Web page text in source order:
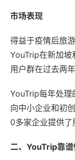
市场表现
得益于疫情后旅
YouTrip在新加坡
用户群在过去两
YouTrip每年处
向中小企业和初
0多家企业提供了
二、YouTrip靠